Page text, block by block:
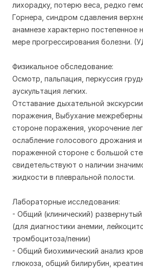
лихорадку, потерю веса, редко
Горнера, синдром сдавления
анамнезе характерно постепенное
мере прогрессирования болезни.
Физикальное обследование:
Осмотр, пальпация, перкуссия
аускультация легких.
Отставание дыхательной
поражения, Выбухание
стороне поражения, укорочение
ослабление голосового дрожания
пораженной стороне с большой
свидетельствуют о наличии
жидкости в плевральной полости.
Лабораторные исследования:
- Общий (клинический)
(для диагностики анемии,
тромбоцитоза/пении)
- Общий биохимический анализ
глюкоза, общий билирубин,